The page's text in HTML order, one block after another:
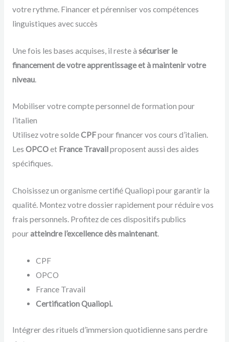
votre rythme. Financer et pérenniser vos compétences
linguistiques avec succès
Une fois les bases acquises, il reste à sécuriser le
financement de votre apprentissage et à maintenir votre
niveau.
Mobiliser votre compte personnel de formation pour
l’italien
Utilisez votre soldeCPFpour financer vos cours d’italien.
Les OPCOet France Travailproposent aussi des aides
spécifiques.
Choisissez un organisme certifié Qualiopi pour garantir la
qualité. Montez votre dossier rapidement pour réduire vos
frais personnels. Profitez de ces dispositifs publics
pouratteindre l’excellence dès maintenant.
CPF
OPCO
France Travail
Certification Qualiopi.
Intégrer des rituels d’immersion quotidienne sans perdre